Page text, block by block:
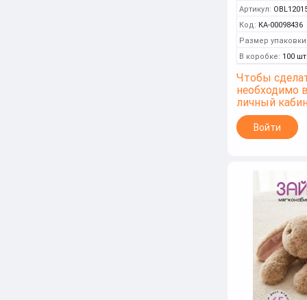
Артикул:
Код: КА-00098436
Размер упаковки:
В коробке: 100 шт.
Чтобы
необходимо
личный
Войти